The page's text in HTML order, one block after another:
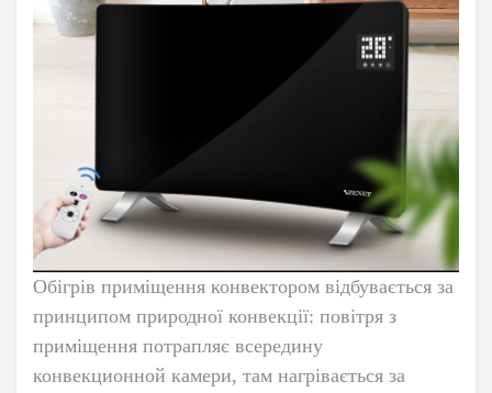
Обігрів приміщення конвектором відбувається за
принципом природної конвекції: повітря з
приміщення потрапляє всередину
конвекционной камери, там нагрівається за